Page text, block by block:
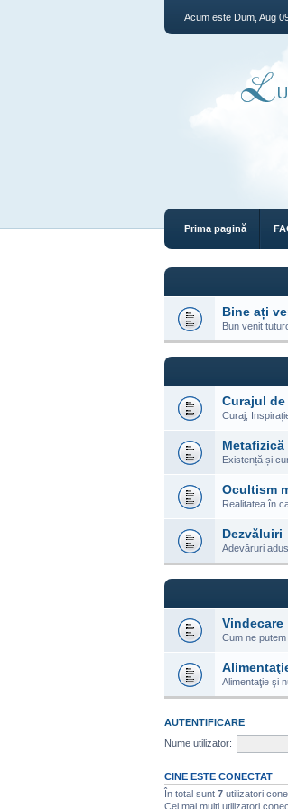
Acum este Dum, Aug
Prima pagină
Bine ați
Bun venit
Curajul de
Curaj,
Metafizică
Existență și
Ocultism
Realitatea în
Dezvăluiri
Adevăruri
Vindecare
Cum ne
Alimentaţie şi
AUTENTIFICARE
Nume utilizator:
CINE ESTE CONECTAT
În total sunt 7 utilizatori
Cei mai mulţi utilizatori